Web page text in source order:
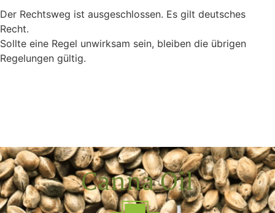
Der Rechtsweg ist ausgeschlossen. Es gilt deutsches
Recht.
Sollte eine Regel unwirksam sein, bleiben die übrigen
Regelungen gültig.